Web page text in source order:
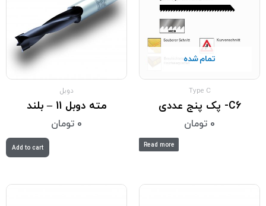
تمام شده
Type C
C6- پک پنج عددی
0 تومان
Read more
دوبل
مته دوبل 11 – بلند
0 تومان
Add to cart